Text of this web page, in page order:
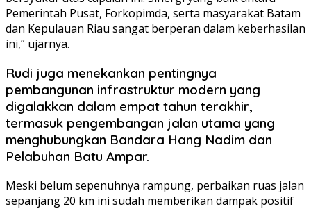
Pemerintah Pusat, Forkopimda, serta masyarakat Batam
dan Kepulauan Riau sangat berperan dalam keberhasilan
ini,” ujarnya.
Rudi juga menekankan pentingnya
pembangunan infrastruktur modern yang
digalakkan dalam empat tahun terakhir,
termasuk pengembangan jalan utama yang
menghubungkan Bandara Hang Nadim dan
Pelabuhan Batu Ampar.
Meski belum sepenuhnya rampung, perbaikan ruas jalan
sepanjang 20 km ini sudah memberikan dampak positif